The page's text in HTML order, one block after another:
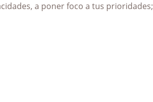
a poner foco a tus prioridades;